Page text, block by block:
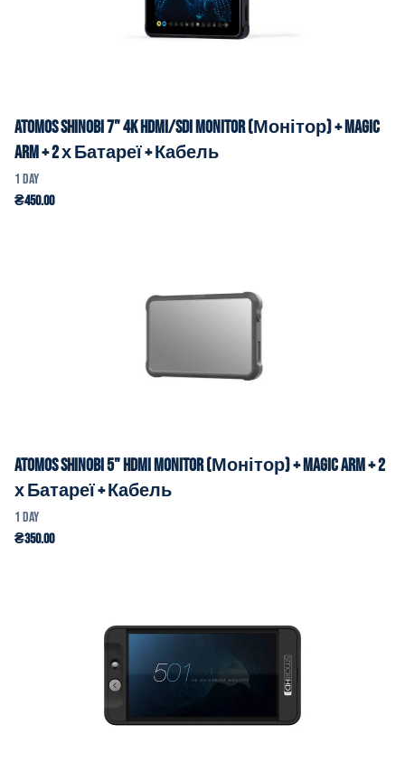
Atomos Shinobi 7" 4K HDMI/SDI Monitor (Монітор) + Magic
Arm + 2 х Батареї + Кабель
Atomos Shinobi 5" HDMI Monitor (Монітор) + Magic Arm + 2
х Батареї + Кабель